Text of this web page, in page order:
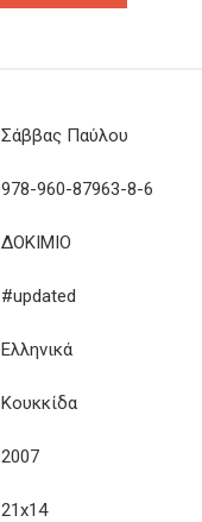
Σάββας Παύλου
978-960-87963-8-6
ΔΟΚΙΜΙΟ
#updated
Ελληνικά
Κουκκίδα
2007
21x14